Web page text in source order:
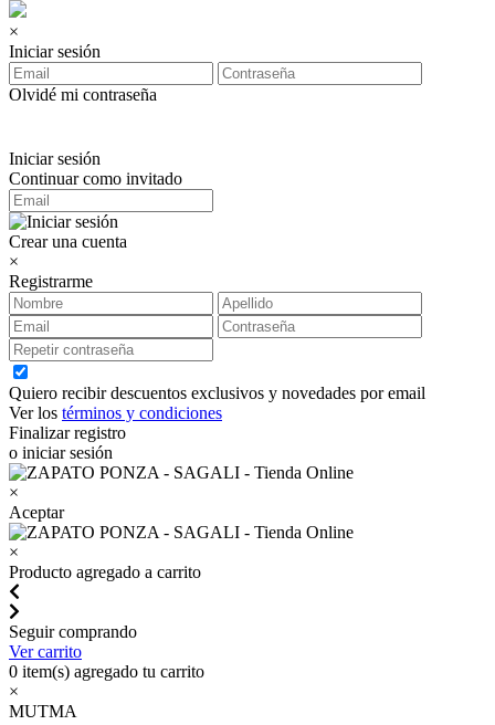
×
Iniciar sesión
Olvidé mi contraseña
Iniciar sesión
Continuar como invitado
Crear una cuenta
×
Registrarme
Quiero recibir descuentos exclusivos y novedades por email
Ver los términos y condiciones
Finalizar registro
o iniciar sesión
×
Aceptar
×
Producto agregado a carrito
Seguir comprando
Ver carrito
0 item(s) agregado tu carrito
×
MUTMA